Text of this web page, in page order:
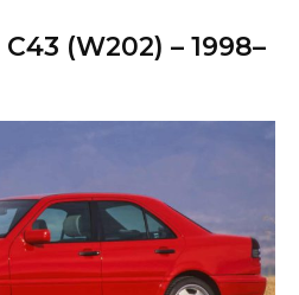
(W202) – 1998–